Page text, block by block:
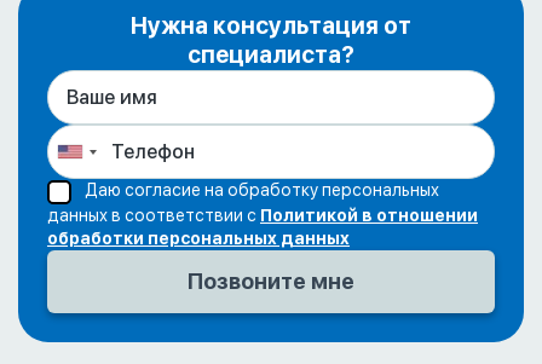
Нужна консультация от
специалиста?
Даю согласие на обработку персональных
данных в соответствии с Политикой в отношении
обработки персональных данных